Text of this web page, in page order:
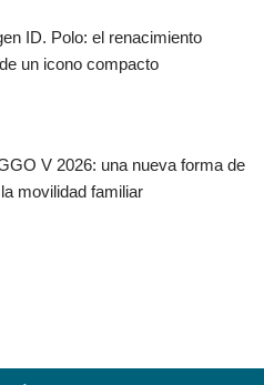
ID. Polo: el renacimiento
un icono compacto
V 2026: una nueva forma de
movilidad familiar